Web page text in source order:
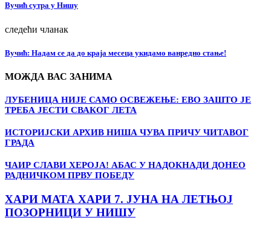
Вучић сутра у Нишу
следећи чланак
Вучић: Надам се да до краја месеца укидамо ванредно стање!
МОЖДА ВАС ЗАНИМА
ЛУБЕНИЦА НИЈЕ САМО ОСВЕЖЕЊЕ: ЕВО ЗАШТО ЈЕ
ТРЕБА ЈЕСТИ СВАКОГ ЛЕТА
ИСТОРИЈСКИ АРХИВ НИША ЧУВА ПРИЧУ ЧИТАВОГ
ГРАДА
ЧАИР СЛАВИ ХЕРОЈА! АБАС У НАДОКНАДИ ДОНЕО
РАДНИЧКОМ ПРВУ ПОБЕДУ
ХАРИ МАТА ХАРИ 7. ЈУНА НА ЛЕТЊОЈ
ПОЗОРНИЦИ У НИШУ